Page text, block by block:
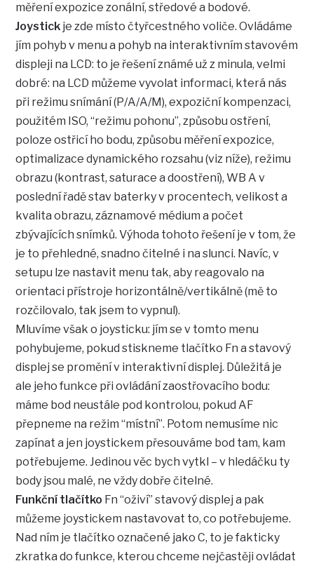
měření expozice zonální, středové a bodové.
Joystick je zde místo čtyřcestného voliče. Ovládáme
jím pohyb v menu a pohyb na interaktivním stavovém
displeji na LCD: to je řešení známé už z minula, velmi
dobré: na LCD můžeme vyvolat informaci, která nás
při režimu snímání (P/A/A/M), expoziční kompenzaci,
použitém ISO, “režimu pohonu”, způsobu ostření,
poloze ostřicí ho bodu, způsobu měření expozice,
optimalizace dynamického rozsahu (viz níže), režimu
obrazu (kontrast, saturace a doostření), WB A v
poslední řadě stav baterky v procentech, velikost a
kvalita obrazu, záznamové médium a počet
zbývajících snímků. Výhoda tohoto řešení je v tom, že
je to přehledné, snadno čitelné i na slunci. Navíc, v
setupu lze nastavit menu tak, aby reagovalo na
orientaci přístroje horizontálně/vertikálně (mě to
rozčilovalo, tak jsem to vypnul).
Mluvíme však o joysticku: jím se v tomto menu
pohybujeme, pokud stiskneme tlačítko Fn a stavový
displej se promění v interaktivní displej. Důležitá je
ale jeho funkce při ovládání zaostřovacího bodu:
máme bod neustále pod kontrolou, pokud AF
přepneme na režim “místní”. Potom nemusíme nic
zapínat a jen joystickem přesouváme bod tam, kam
potřebujeme. Jedinou věc bych vytkl – v hledáčku ty
body jsou malé, ne vždy dobře čitelné.
Funkční tlačítko Fn “oživí” stavový displej a pak
můžeme joystickem nastavovat to, co potřebujeme.
Nad ním je tlačítko označené jako C, to je fakticky
zkratka do funkce, kterou chceme nejčastěji ovládat